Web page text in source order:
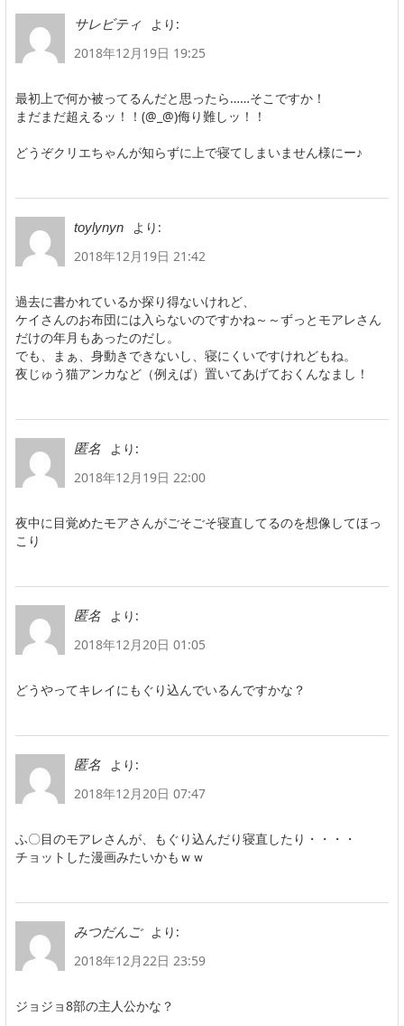
サレビティ
より:
2018年12月19日 19:25
最初上で何か被ってるんだと思ったら……そこですか！
まだまだ超えるッ！！(@_@)侮り難しッ！！
どうぞクリエちゃんが知らずに上で寝てしまいません様にー♪
toylynyn
より:
2018年12月19日 21:42
過去に書かれているか探り得ないけれど、
ケイさんのお布団には入らないのですかね～～ずっとモアレさん
だけの年月もあったのだし。
でも、まぁ、身動きできないし、寝にくいですけれどもね。
夜じゅう猫アンカなど（例えば）置いてあげておくんなまし！
匿名
より:
2018年12月19日 22:00
夜中に目覚めたモアさんがごそごそ寝直してるのを想像してほっ
こり
匿名
より:
2018年12月20日 01:05
どうやってキレイにもぐり込んでいるんですかな？
匿名
より:
2018年12月20日 07:47
ふ〇目のモアレさんが、もぐり込んだり寝直したり・・・・
チョットした漫画みたいかもｗｗ
みつだんご
より:
2018年12月22日 23:59
ジョジョ8部の主人公かな？